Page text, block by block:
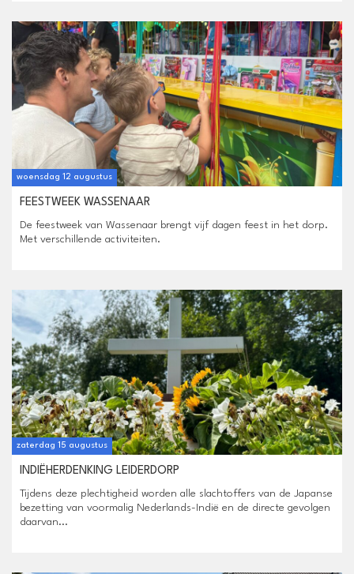
woensdag 12 augustus
FEESTWEEK WASSENAAR
De feestweek van Wassenaar brengt vijf dagen feest in het dorp.
Met verschillende activiteiten.
zaterdag 15 augustus
INDIËHERDENKING LEIDERDORP
Tijdens deze plechtigheid worden alle slachtoffers van de Japanse
bezetting van voormalig Nederlands-Indië en de directe gevolgen
daarvan...